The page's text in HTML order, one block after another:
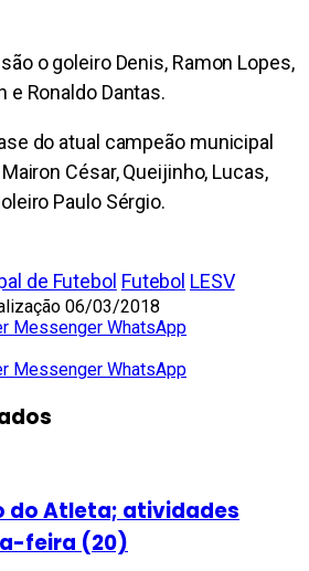
o goleiro Denis, Ramon Lopes,
e Ronaldo Dantas.
do atual campeão municipal
César, Queijinho, Lucas,
Paulo Sérgio.
de Futebol Futebol LESV
06/03/2018
Messenger WhatsApp
Messenger WhatsApp
do Atleta; atividades
feira (20)